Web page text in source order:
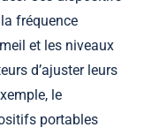
fréquence
et les niveaux
d’ajuster leurs
le
portables